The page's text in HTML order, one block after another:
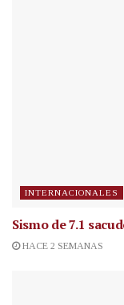
INTERNACIONALES
Sismo de 7.1
HACE 2 SEMANAS